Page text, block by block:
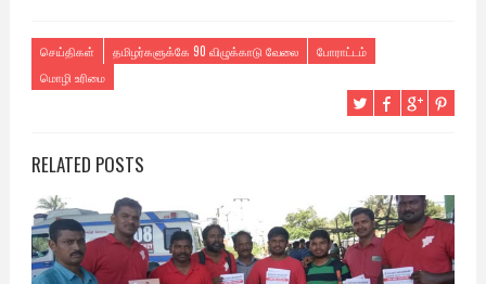
செய்திகள் தமிழர்களுக்கே 90 விழுக்காடு வேலை
போராட்டம்
மொழி உரிமை
RELATED POSTS